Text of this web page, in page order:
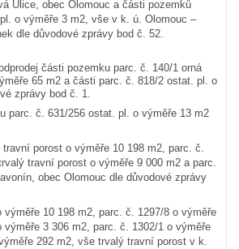
Ulice, obec Olomouc a části pozemků
o výměře 3 m2, vše v k. ú. Olomouc –
dle důvodové zprávy bod č. 52.
části pozemku parc. č. 140/1 orná
65 m2 a části parc. č. 818/2 ostat. pl. o
zprávy bod č. 1.
parc. č. 631/256 ostat. pl. o výměře 13 m2
porost o výměře 10 198 m2, parc. č.
travní porost o výměře 9 000 m2 a parc.
obec Olomouc dle důvodové zprávy
10 198 m2, parc. č. 1297/8 o výměře
3 306 m2, parc. č. 1302/1 o výměře
292 m2, vše trvalý travní porost v k.